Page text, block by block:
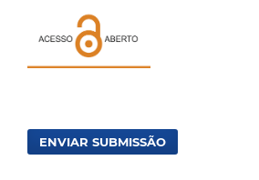
ENVIAR SUBMISSÃO